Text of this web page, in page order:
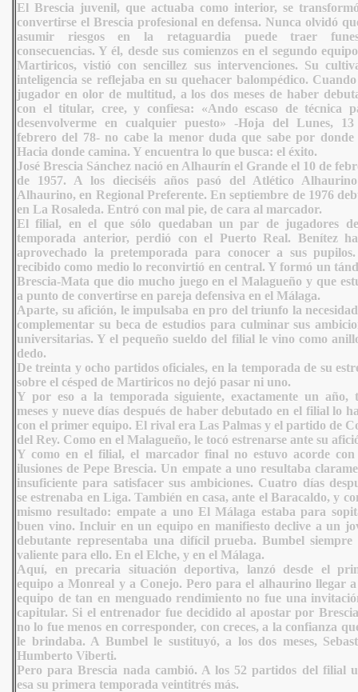
El Brescia juvenil, que actuaba como interior, se
convertirse el Brescia profesional en defensa.Nunca olvidó
asumir riesgos en la retaguardia puede traer
consecuencias. Y él, desde sus comienzos en el segundo
Martiricos, vistió con sencillez sus intervenciones. Su
inteligencia se reflejaba en su quehacer balompédico.
jugador en olor de multitud, a los dos meses de haber
con el titular, cree, y confiesa: «Ando escaso de técnica
desenvolverme en cualquier puesto» -Hoja del Lunes,
febrero del 78- no cabe la menor duda que sabe por donde
Hacia donde camina. Y encuentra lo que busca: el éxito.
José Brescia Sánchez nació en Alhaurín el Grande el 10 de
de 1957. A los dieciséis años pasó del Atlético
Alhaurino, en Regional Preferente. En septiembre de 1976
en La Rosaleda. Entró con mal pie, de cara al marcador.
El filial, en el que sólo quedaban un par de jugadores
temporada anterior, perdió con el Puerto Real. Benítez
aprovechado la pretemporada para conocer a sus
recibido como medio lo reconvirtió en central. Y formó un
Brescia-Mata que dio mucho juego en el Malagueño y que
a punto de convertirse en pareja defensiva en el Málaga.
Aparte, su afición, le impulsaba en pro del triunfo la
complementar su beca de estudios para culminar sus
universitarias. Y el pequeño sueldo del filial le vino como
dedo.
De treinta y ocho partidos oficiales, en la temporada de su
sobre el césped de Martiricos no dejó pasar ni uno.
Y por eso a la temporada siguiente, exactamente un año,
meses y nueve días después de haber debutado en el filial lo
con el primer equipo. El rival era Las Palmas y el partido de
del Rey. Como en el Malagueño, le tocó estrenarse ante su
Y como en el filial, el marcador final no estuvo acorde con
ilusiones de Pepe Brescia. Un empate a uno resultaba
insuficiente para satisfacer sus ambiciones. Cuatro días
se estrenaba en Liga. También en casa, ante el Baracaldo, y
mismo resultado: empate a uno El Málaga estaba para
buen vino. Incluir en un equipo en manifiesto declive a un
debutante representaba una difícil prueba. Bumbel siempre
valiente para ello. En el Elche, y en el Málaga.
Aquí, en precaria situación deportiva, lanzó desde el
equipo a Monreal y a Conejo. Pero para el alhaurino llegar
equipo de tan en menguado rendimiento no fue una
capitular. Si el entrenador fue decidido al apostar por
no lo fue menos en corresponder, con creces, a la confianza
le brindaba. A Bumbel le sustituyó, a los dos meses,
Humberto Viberti.
Pero para Brescia nada cambió. A los 52 partidos del filial
esa su primera temporada veintitrés más.